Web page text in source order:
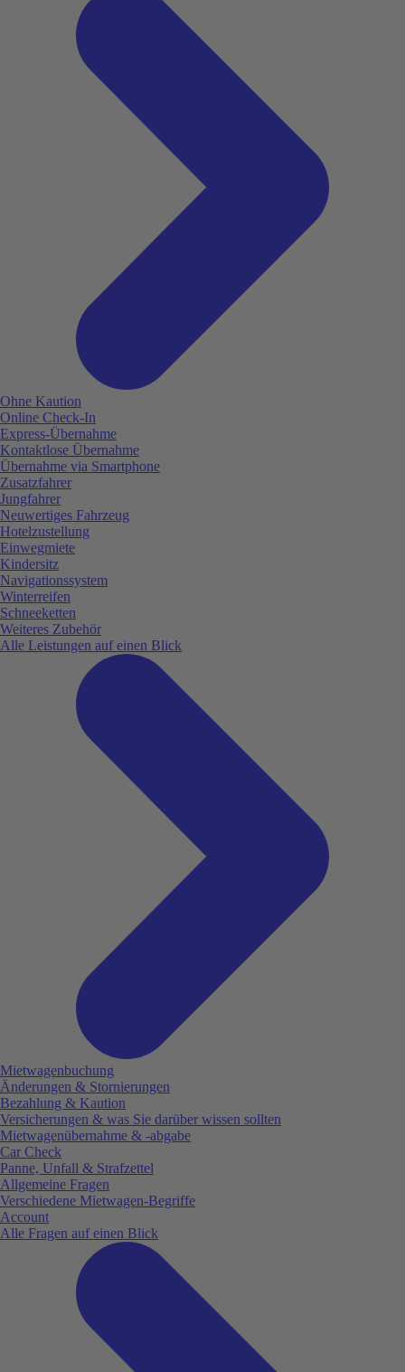
Ohne Kaution
Online Check-In
Express-Übernahme
Kontaktlose Übernahme
Übernahme via Smartphone
Zusatzfahrer
Jungfahrer
Neuwertiges Fahrzeug
Hotelzustellung
Einwegmiete
Kindersitz
Navigationssystem
Winterreifen
Schneeketten
Weiteres Zubehör
Alle Leistungen auf einen Blick
Mietwagenbuchung
Änderungen & Stornierungen
Bezahlung & Kaution
Versicherungen & was Sie darüber wissen sollten
Mietwagenübernahme & -abgabe
Car Check
Panne, Unfall & Strafzettel
Allgemeine Fragen
Verschiedene Mietwagen-Begriffe
Account
Alle Fragen auf einen Blick